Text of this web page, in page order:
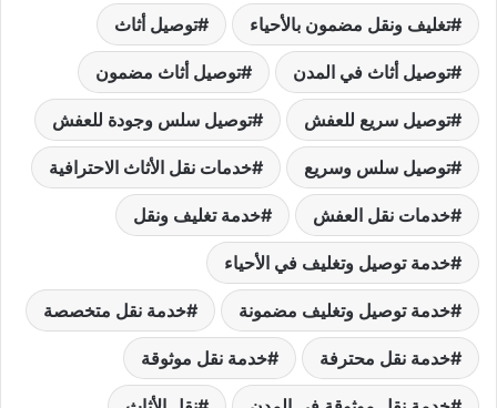
تغليف ونقل مضمون بالأحياء توصيل أثاث
توصيل أثاث في المدن توصيل أثاث مضمون
توصيل سريع للعفش توصيل سلس وجودة للعفش
توصيل سلس وسريع خدمات نقل الأثاث الاحترافية
خدمات نقل العفش خدمة تغليف ونقل
خدمة توصيل وتغليف في الأحياء
خدمة توصيل وتغليف مضمونة خدمة نقل متخصصة
خدمة نقل محترفة خدمة نقل موثوقة